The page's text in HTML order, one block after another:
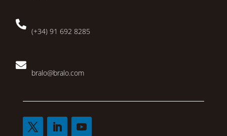

(+34) 91 692 8285

bralo@bralo.com